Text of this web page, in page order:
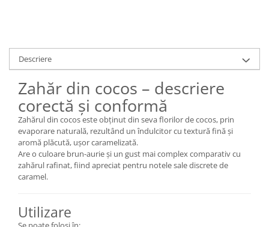
Descriere
Zahăr din cocos – descriere
corectă și conformă
Zahărul din cocos este obținut din seva florilor de cocos, prin
evaporare naturală, rezultând un îndulcitor cu textură fină și
aromă plăcută, ușor caramelizată.
Are o culoare brun-aurie și un gust mai complex comparativ cu
zahărul rafinat, fiind apreciat pentru notele sale discrete de
caramel.
Utilizare